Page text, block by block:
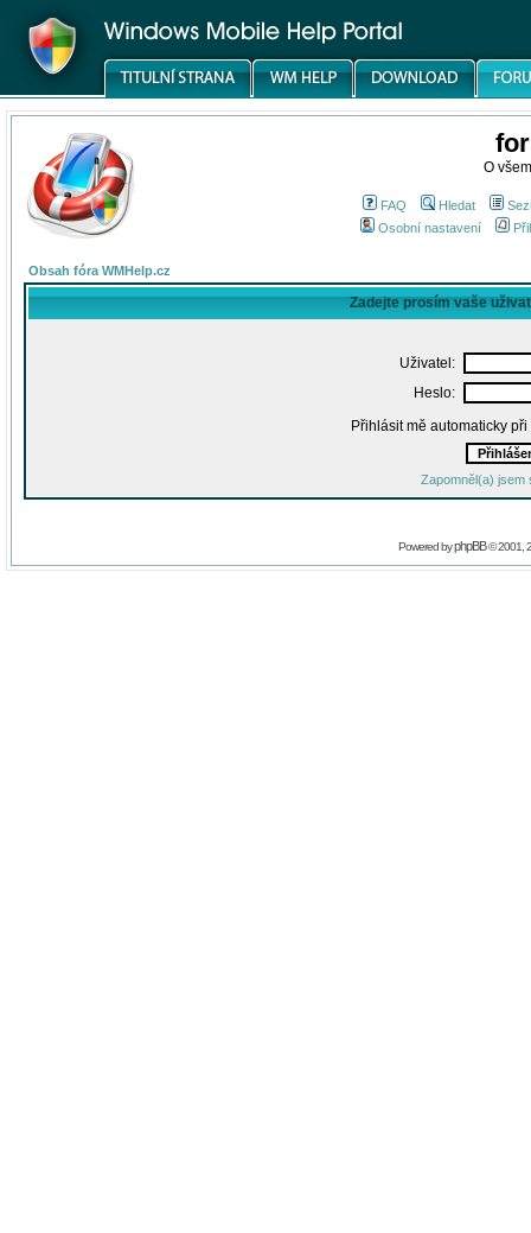
O
FAQ Hledat
Osobní nastavení
Obsah fóra WMHelp.cz
Zadejte prosím vaše
Uživatel:
Heslo:
Přihlásit mě automaticky
Zapomněl(a) jsem
Powered byphpBB© 2001,